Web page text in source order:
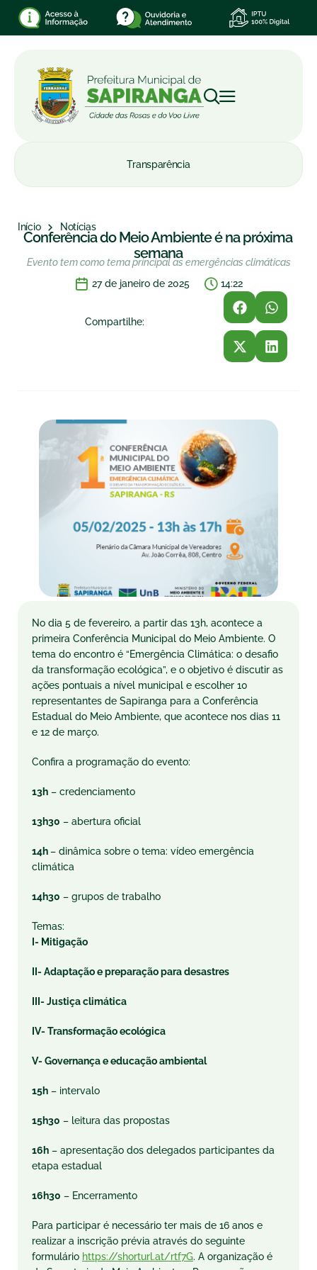
Transparência
Início Notícias
Conferência do Meio Ambiente é na próxima
semana
Evento tem como tema principal as emergências climáticas
27 de janeiro de 2025
14:22
Compartilhe:
No dia 5 de fevereiro, a partir das 13h, acontece a
primeira Conferência Municipal do Meio Ambiente. O
tema do encontro é “Emergência Climática: o desafio
da transformação ecológica”, e o objetivo é discutir as
ações pontuais a nível municipal e escolher 10
representantes de Sapiranga para a Conferência
Estadual do Meio Ambiente, que acontece nos dias 11
e 12 de março.
Confira a programação do evento:
13h – credenciamento
13h30 – abertura oficial
14h– dinâmica sobre o tema: vídeo emergência
climática
14h30 – grupos de trabalho
Temas:
I- Mitigação
II- Adaptação e preparação para desastres
III- Justiça climática
IV- Transformação ecológica
V- Governança e educação ambiental
15h – intervalo
15h30 – leitura das propostas
16h – apresentação dos delegados participantes da
etapa estadual
16h30 – Encerramento
Para participar é necessário ter mais de 16 anos e
realizar a inscrição prévia através do seguinte
formulário https://shorturl.at/rtf7G. A organização é